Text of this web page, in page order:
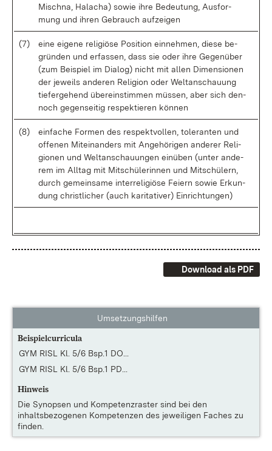
Misch­na, Ha­la­cha) so­wie ih­re Be­deu­tung, Aus­for­
mung und ih­ren Ge­brauch auf­zei­gen
(7)
ei­ne ei­ge­ne re­li­giö­se Po­si­ti­on ein­neh­men, die­se be­
grün­den und er­fas­sen, dass sie oder ih­re Ge­gen­über
(zum Bei­spiel im Dia­log) nicht mit al­len Di­men­sio­nen
der je­weils an­de­ren Re­li­gi­on oder Welt­an­schau­ung
tie­fer­ge­hend über­ein­stim­men müs­sen, aber sich den­
noch ge­gen­sei­tig re­spek­tie­ren kön­nen
(8)
ein­fa­che For­men des re­spekt­vol­len, to­le­ran­ten und
of­fe­nen Mit­ein­an­ders mit An­ge­hö­ri­gen an­de­rer Re­li­
gio­nen und Welt­an­schau­un­gen ein­üben (un­ter an­de­
rem im All­tag mit Mit­schü­le­rin­nen und Mit­schü­lern,
durch ge­mein­sa­me in­ter­re­li­giö­se Fei­ern so­wie Er­kun­
dung christ­li­cher (auch ka­ri­ta­ti­ver) Ein­rich­tun­gen)
Download als PDF
Umsetzungshilfen
Beispielcurricula
GYM RISL Kl. 5/6 Bsp.1 DO...
GYM RISL Kl. 5/6 Bsp.1 PD...
Hinweis
Die Synopsen und Kompetenzraster sind bei den
inhaltsbezogenen Kompetenzen des jeweiligen Faches zu
finden.